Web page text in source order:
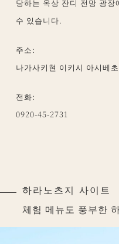
하라노츠지 사이트
체험 메뉴도 풍부한
당하는 옥상 잔디 전망 광
수 있습니다.
주소:
나가사키현 이키시 아시베
전화:
0920-45-2731